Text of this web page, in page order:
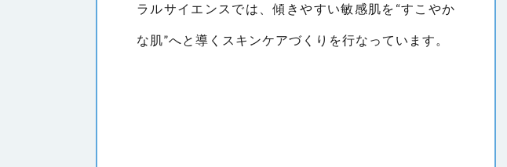
ラルサイエンスでは、傾きやすい敏感肌を“すこやか
な肌”へと導くスキンケアづくりを行なっています。